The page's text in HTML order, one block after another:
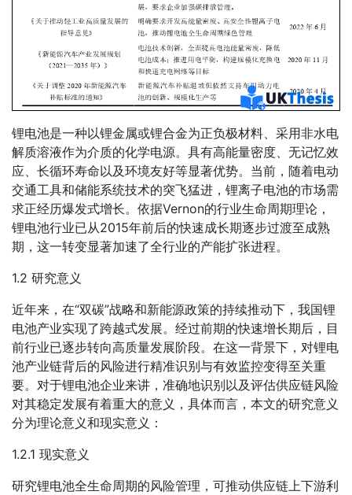
锂电池是一种以锂金属或锂合金为正负极材料、采用非水电
解质溶液作为介质的化学电源。具有高能量密度、无记忆效
应、长循环寿命以及环境友好等显著优势。当前，随着电动
交通工具和储能系统技术的突飞猛进，锂离子电池的市场需
求正经历爆发式增长。依据Vernon的行业生命周期理论，
锂电池行业已从2015年前后的快速成长期逐步过渡至成熟
期，这一转变显著加速了全行业的产能扩张进程。
1.2 研究意义
近年来，在“双碳”战略和新能源政策的持续推动下，我国锂
电池产业实现了跨越式发展。经过前期的快速增长期后，目
前行业已逐步转向高质量发展阶段。在这一背景下，对锂电
池产业链背后的风险进行精准识别与有效监控变得至关重
要。对于锂电池企业来讲，准确地识别以及评估供应链风险
对其稳定发展有着重大的意义，具体而言，本文的研究意义
分为理论意义和现实意义：
1.2.1 现实意义
研究锂电池全生命周期的风险管理，可推动供应链上下游利